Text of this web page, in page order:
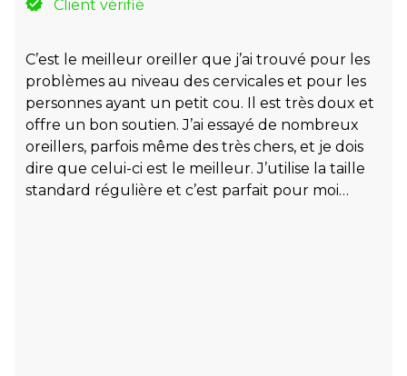
Client vérifié
C’est le meilleur oreiller que j’ai trouvé pour les
problèmes au niveau des cervicales et pour les
personnes ayant un petit cou. Il est très doux et
offre un bon soutien. J’ai essayé de nombreux
oreillers, parfois même des très chers, et je dois
dire que celui-ci est le meilleur. J’utilise la taille
standard régulière et c’est parfait pour moi…